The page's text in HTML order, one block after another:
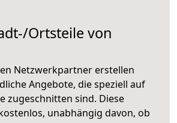
Ortsteile von
Netzwerkpartner erstellen
Angebote, die speziell auf
zugeschnitten sind. Diese
unabhängig davon, ob